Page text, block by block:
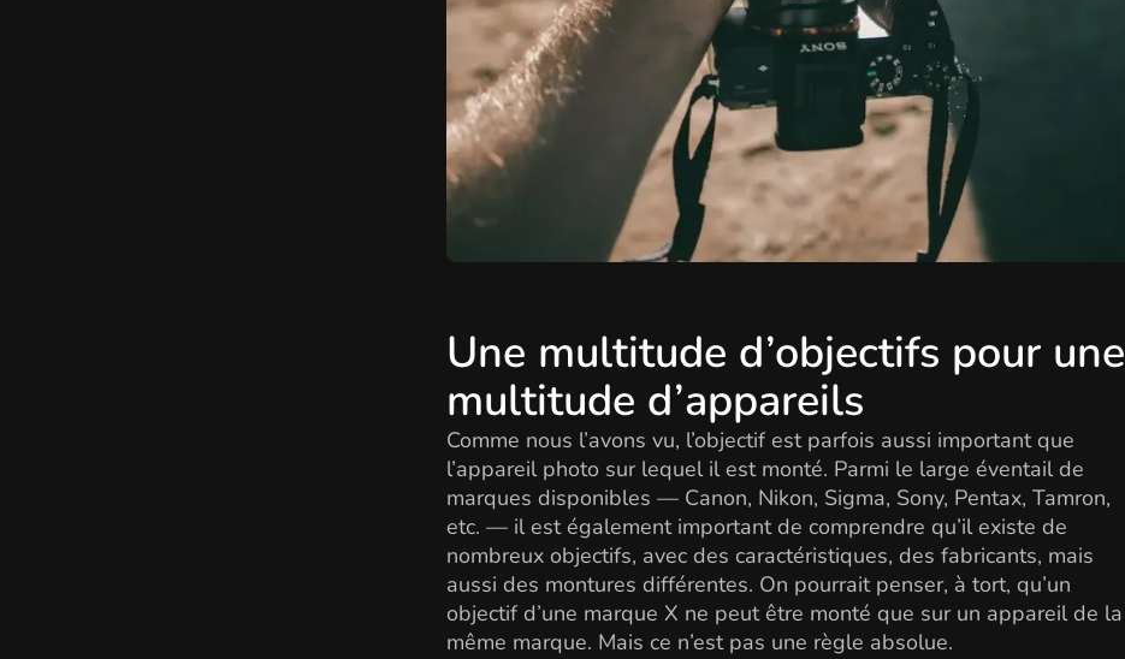
Une multitude d’objectifs pour une
multitude d’appareils
Comme nous l’avons vu, l’objectif est parfois aussi important que
l’appareil photo sur lequel il est monté. Parmi le large éventail de
marques disponibles — Canon, Nikon, Sigma, Sony, Pentax, Tamron,
etc. — il est également important de comprendre qu’il existe de
nombreux objectifs, avec des caractéristiques, des fabricants, mais
aussi des montures différentes. On pourrait penser, à tort, qu’un
objectif d’une marque X ne peut être monté que sur un appareil de la
même marque. Mais ce n’est pas une règle absolue.